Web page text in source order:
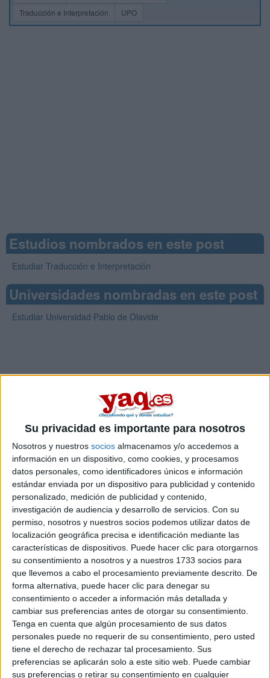
Su privacidad es importante para nosotros
Nosotros y nuestros socios almacenamos y/o accedemos a
información en un dispositivo, como cookies, y procesamos
datos personales, como identificadores únicos e información
estándar enviada por un dispositivo para publicidad y contenido
personalizado, medición de publicidad y contenido,
investigación de audiencia y desarrollo de servicios. Con su
permiso, nosotros y nuestros socios podemos utilizar datos de
localización geográfica precisa e identificación mediante las
características de dispositivos. Puede hacer clic para otorgarnos
su consentimiento a nosotros y a nuestros 1733 socios para
que llevemos a cabo el procesamiento previamente descrito. De
forma alternativa, puede hacer clic para denegar su
consentimiento o acceder a información más detallada y
cambiar sus preferencias antes de otorgar su consentimiento.
Tenga en cuenta que algún procesamiento de sus datos
personales puede no requerir de su consentimiento, pero usted
tiene el derecho de rechazar tal procesamiento. Sus
preferencias se aplicarán solo a este sitio web. Puede cambiar
sus preferencias o retirar su consentimiento en cualquier
Traducción e Interpretación
UPO
Estudios nombrados en este post
Estudiar Traducción e Interpretación
Universidades nombradas en este post
Estudiar Universidad Pablo de Olavide
Beii92
Desconectado
hola! a mi tambien em gustaria estudiar eso en el mismo
sitio...pero no estoy totalmetne segura!=S
NOSE NADA DE RESIDENCIAS,NI NADA...me podias
aconsejar alguna? bss!
Inicio Inicia sesiónoregístratepara enviar comentarios
28 de mayo, 2010 - 14:12
Martha
Desconectado
Pues mira la mejor residencia en sevilla q yo he visto es la q
esta en el mismo campus de la pablo de olavide, se llama
residencia universitaria Celestino Mutis. Yo fui a verla el
viernes pasado y esta genial, ya he reservado plaza!^^ las
habitaciones tienen antena TV, cocina, microondas, ollas,
platos, vasos, cubiertos, mantas, sabanas, toallas,
calefaccion y aire acondicionado, telefono linea directa!!, los